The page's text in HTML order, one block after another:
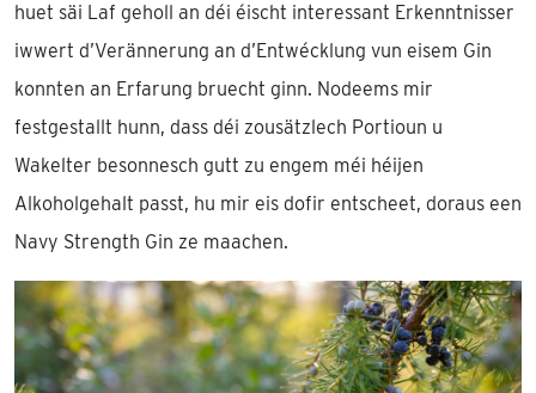
huet säi Laf geholl an déi éischt interessant Erkenntnisser
iwwert d’Verännerung an d’Entwécklung vun eisem Gin
konnten an Erfarung bruecht ginn. Nodeems mir
festgestallt hunn, dass déi zousätzlech Portioun u
Wakelter besonnesch gutt zu engem méi héijen
Alkoholgehalt passt, hu mir eis dofir entscheet, doraus een
Navy Strength Gin ze maachen.